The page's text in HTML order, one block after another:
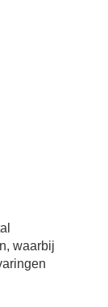
waarbij